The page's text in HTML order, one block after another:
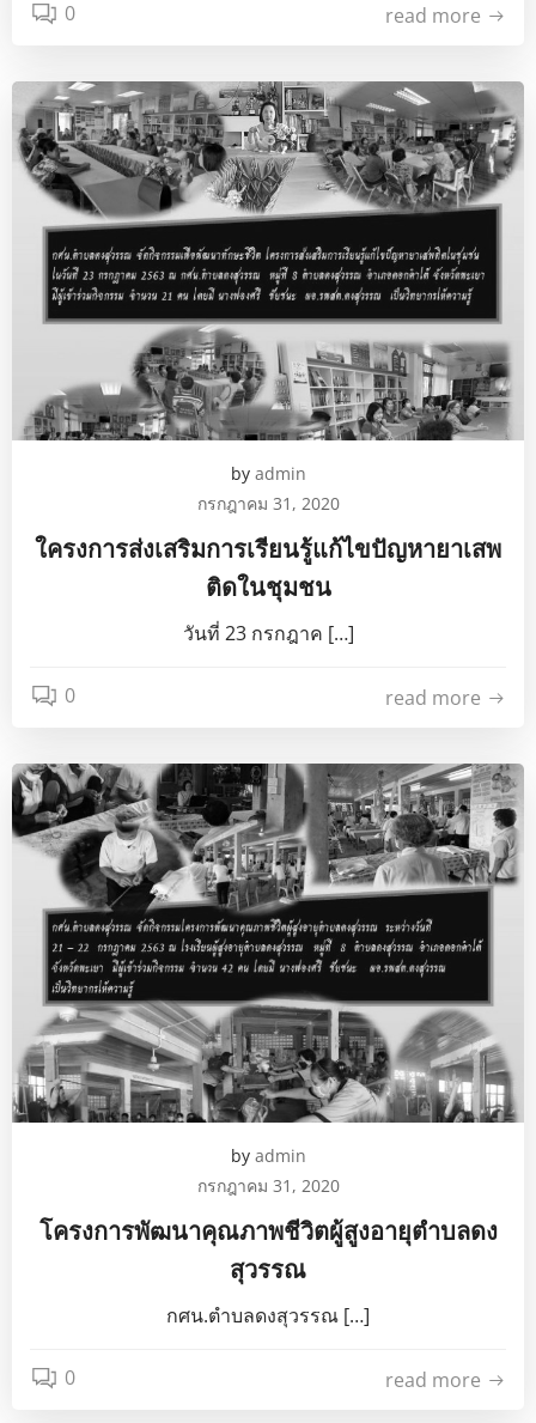
0 read more
by admin
กรกฎาคม 31, 2020
ใครงการส่งเสริมการเรียนรู้แก้ไขปัญหายาเสพ
ติดในชุมชน
วันที่ 23 กรกฎาค […]
0 read more
by admin
กรกฎาคม 31, 2020
โครงการพัฒนาคุณภาพชีวิตผู้สูงอายุตำบลดง
สุวรรณ
กศน.ตำบลดงสุวรรณ […]
0 read more